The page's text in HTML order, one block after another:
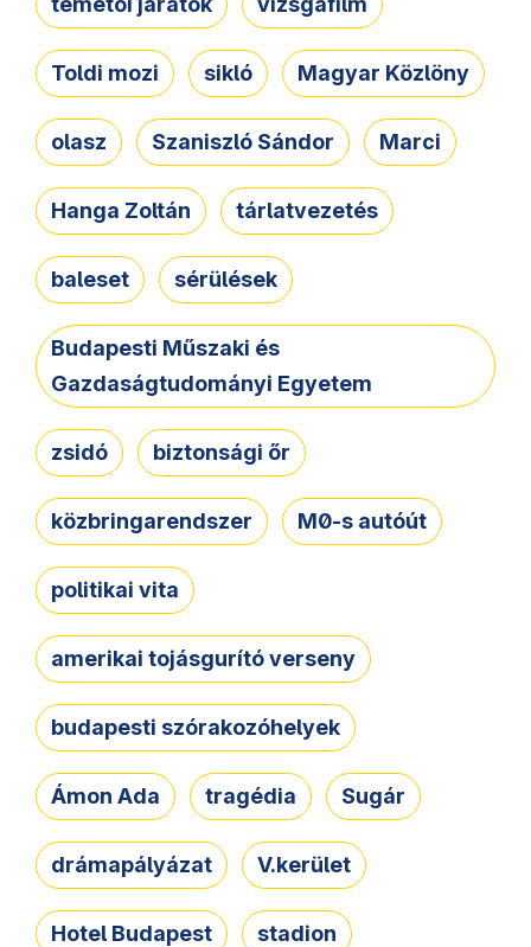
Toldi mozi sikló Magyar Közlöny
olasz Szaniszló Sándor Marci
Hanga Zoltán tárlatvezetés
baleset sérülések
Budapesti Műszaki és
Gazdaságtudományi Egyetem
zsidó biztonsági őr
közbringarendszer M0-s autóút
politikai vita
amerikai tojásgurító verseny
budapesti szórakozóhelyek
Ámon Ada tragédia Sugár
drámapályázat V.kerület
Hotel Budapest stadion